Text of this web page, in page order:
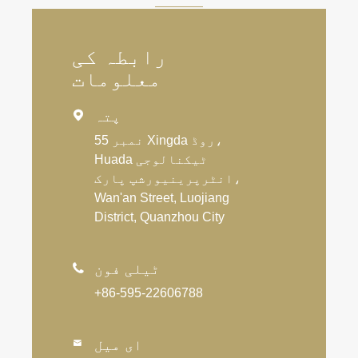
رابطہ کی
معلومات
 پتہ
نمبر 55 Xingda روڈ،
Huada ٹیکنالوجی
انٹرپرینیورشپ پارک،
Wan'an Street, Luojiang
District, Quanzhou City
 ٹیلی فون
+86-595-22606788
 ای میل